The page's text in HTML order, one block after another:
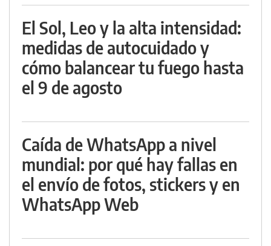
El Sol, Leo y la alta intensidad:
medidas de autocuidado y
cómo balancear tu fuego hasta
el 9 de agosto
Caída de WhatsApp a nivel
mundial: por qué hay fallas en
el envío de fotos, stickers y en
WhatsApp Web